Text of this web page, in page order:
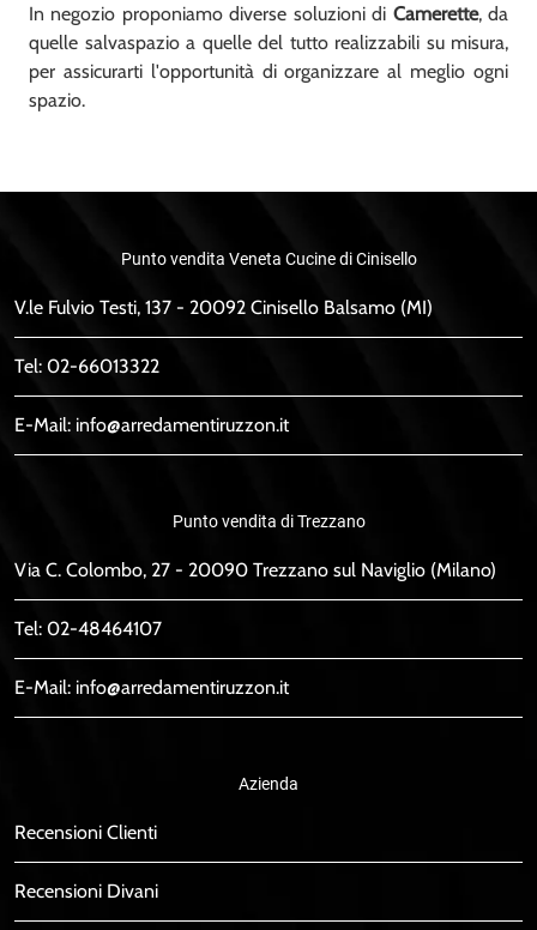
In negozio proponiamo diverse soluzioni di Camerette, da
quelle salvaspazio a quelle del tutto realizzabili su misura,
per assicurarti l'opportunità di organizzare al meglio ogni
spazio.
Punto vendita Veneta Cucine di Cinisello
V.le Fulvio Testi, 137 - 20092 Cinisello Balsamo (MI)
Tel: 02-66013322
E-Mail: info@arredamentiruzzon.it
Punto vendita di Trezzano
Via C. Colombo, 27 - 20090 Trezzano sul Naviglio (Milano)
Tel: 02-48464107
E-Mail: info@arredamentiruzzon.it
Azienda
Recensioni Clienti
Recensioni Divani